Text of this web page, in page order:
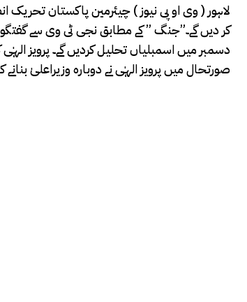
لاہور ( وی او پی نیوز ) چیئرمین پاکستان تحریک
کر دیں گے۔”جنگ ” کے مطابق نجی ٹی وی سے
دسمبر میں اسمبلیاں تحلیل کردیں گے۔ پرویز
صورتحال میں پرویز الہٰی نے دوبارہ وزیراعلیٰ بنانے